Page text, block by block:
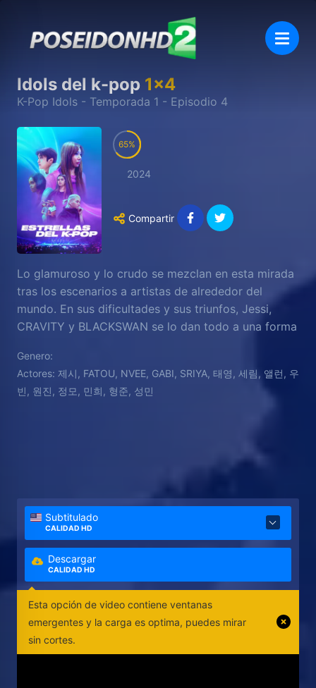
Idols del k-pop 1x4
K-Pop Idols - Temporada 1 - Episodio 4
65
2024
Compartir
Lo glamuroso y lo crudo se mezclan en esta mirada
tras los escenarios a artistas de alrededor del
mundo. En sus dificultades y sus triunfos, Jessi,
CRAVITY y BLACKSWAN se lo dan todo a una forma
perfectos.
Genero:
Actores: 제시, FATOU, NVEE, GABI, SRIYA, 태영, 세림, 앨런, 우
빈, 원진, 정모, 민희, 형준, 성민
Subtitulado
CALIDAD HD
Descargar
CALIDAD HD
Esta opción de video contiene ventanas
emergentes y la carga es optima, puedes mirar
sin cortes.